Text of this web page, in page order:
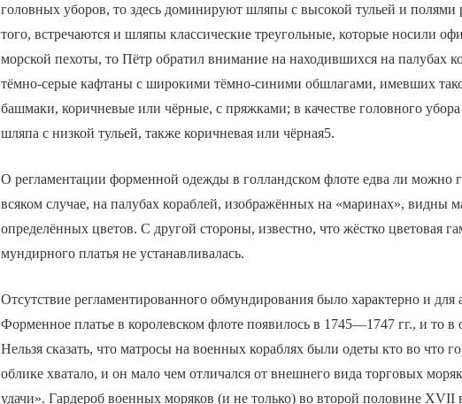
головных уборов, то здесь доминируют шляпы с высокой тульей и
того, встречаются и шляпы классические треугольные, которые носили
морской пехоты, то Пётр обратил внимание на находившихся на палубах
тёмно-серые кафтаны с широкими тёмно-синими обшлагами, имевших
башмаки, коричневые или чёрные, с пряжками; в качестве головного
шляпа с низкой тульей, также коричневая или чёрная5.
О регламентации форменной одежды в голландском флоте едва ли можно
всяком случае, на палубах кораблей, изображённых на «маринах», видны
определённых цветов. С другой стороны, известно, что жёстко цветовая
мундирного платья не устанавливалась.
Отсутствие регламентированного обмундирования было характерно и для
Форменное платье в королевском флоте появилось в 1745—1747 гг., и то
Нельзя сказать, что матросы на военных кораблях были одеты кто во что
облике хватало, и он мало чем отличался от внешнего вида торговых
удачи». Гардероб военных моряков (и не только) во второй половине XVII